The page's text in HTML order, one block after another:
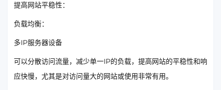
提高网站平稳性：
负载均衡：
多IP服务器设备
可以分散访问流量，减少单一IP的负载，提高网站的平稳性和响
应快慢，尤其是对访问量大的网站或使用非常有用。